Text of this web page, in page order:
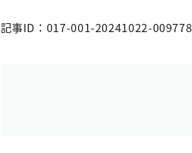
記事ID：017-001-20241022-009778